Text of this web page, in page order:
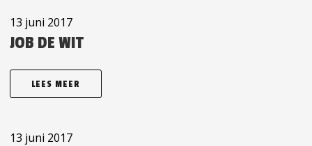
13 juni 2017
JOB DE WIT
LEES MEER
13 juni 2017